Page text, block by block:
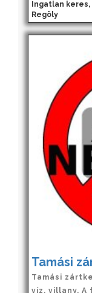
Ingatlan keres,
Regöly
Tamási
Tamási
víz, villany. A